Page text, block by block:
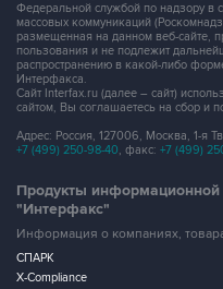
Федеральной службой по надзору в
массовых коммуникаций
размещенная на данном веб-сайте,
пользования и не подлежит
распространению в какой-либо
Интерфакса.
Сайт Interfax.ru (далее – сайт)
сайтом, Вы соглашаетесь на сбор и
Адрес: Россия, 127006, Москва, 1-я
+7 (499) 250-98-40, факс: +7 (499)
Продукты информационной
"Интерфакс"
Информация о компаниях,
СПАРК
X-Compliance